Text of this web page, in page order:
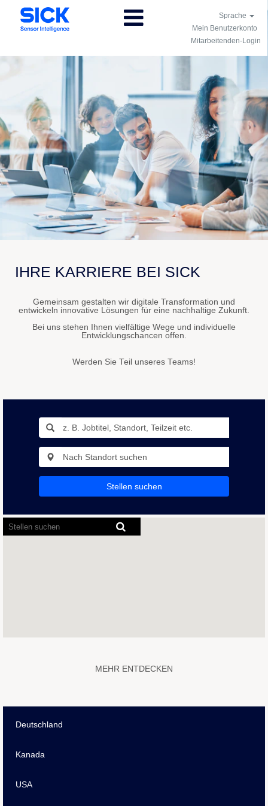
Sprache
Mein Benutzerkonto
Mitarbeitenden-Login
IHRE KARRIERE BEI SICK
Gemeinsam gestalten wir digitale Transformation und
entwickeln innovative Lösungen für eine nachhaltige Zukunft.
Bei uns stehen Ihnen vielfältige Wege und individuelle
Entwicklungschancen offen.
Werden Sie Teil unseres Teams!
Stellen suchen
Bildschirmausleseprogramme
können
MEHR ENTDECKEN
Deutschland
Kanada
USA